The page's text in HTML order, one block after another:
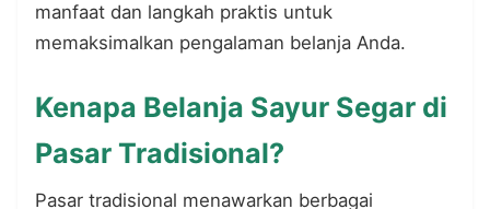
manfaat dan langkah praktis untuk
memaksimalkan pengalaman belanja Anda.
Kenapa Belanja Sayur Segar di
Pasar Tradisional?
Pasar tradisional menawarkan berbagai